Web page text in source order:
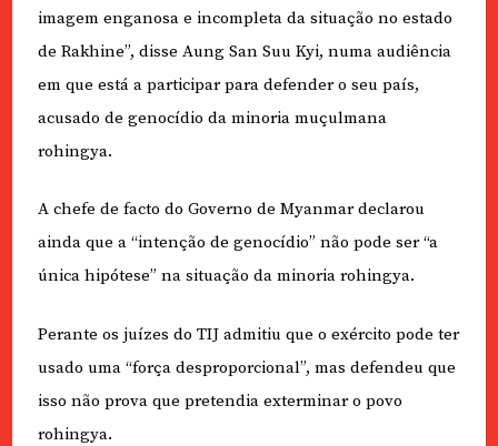
imagem enganosa e incompleta da situação no estado
de Rakhine”, disse Aung San Suu Kyi, numa audiência
em que está a participar para defender o seu país,
acusado de genocídio da minoria muçulmana
rohingya.
A chefe de facto do Governo de Myanmar declarou
ainda que a “intenção de genocídio” não pode ser “a
única hipótese” na situação da minoria rohingya.
Perante os juízes do TIJ admitiu que o exército pode ter
usado uma “força desproporcional”, mas defendeu que
isso não prova que pretendia exterminar o povo
rohingya.